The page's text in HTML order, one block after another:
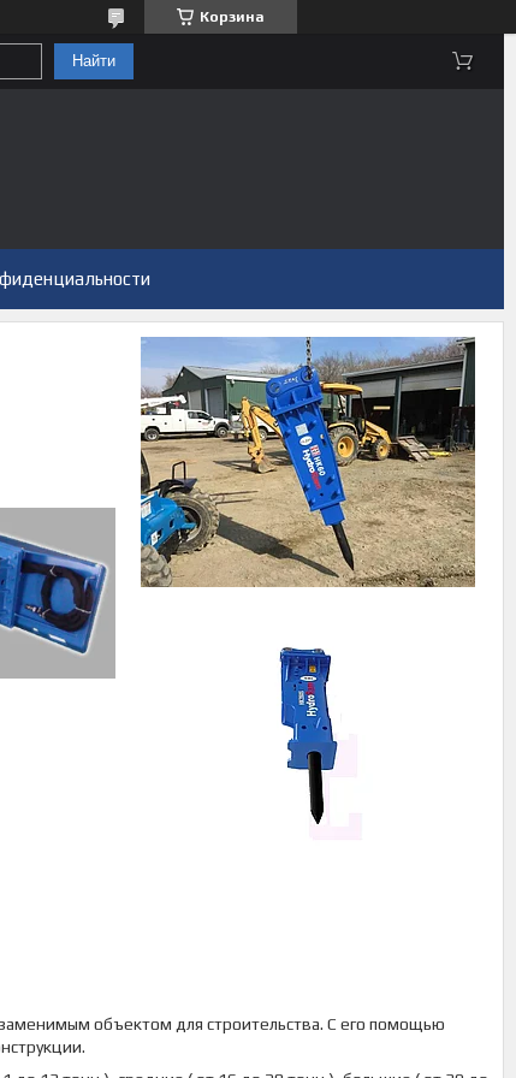
Корзина
Найти
объектом для строительства. С его помощью